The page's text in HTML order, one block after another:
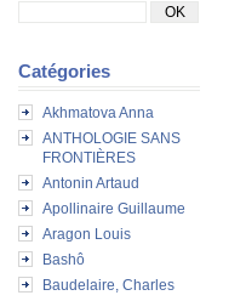
Catégories
Akhmatova Anna
ANTHOLOGIE SANS
FRONTIÈRES
Antonin Artaud
Apollinaire Guillaume
Aragon Louis
Bashô
Baudelaire, Charles